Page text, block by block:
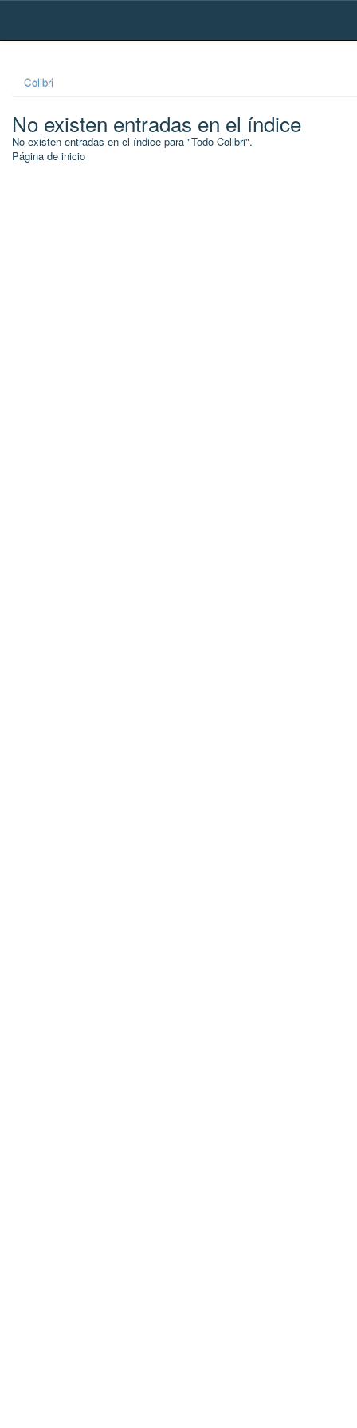
Skip
Colibri
No existen entradas en el índice
No existen entradas en el índice para "Todo Colibri".
Página de inicio